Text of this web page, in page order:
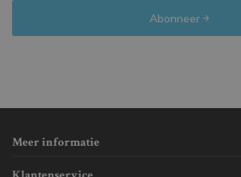
Abonneer
Meer informatie